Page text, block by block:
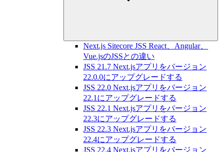
Next.js Sitecore JSS React、Angular、
Vue.jsのJSSとの違い
JSS 21.7 Next.jsアプリをバージョン
22.0.0にアップグレードする
JSS 22.0 Next.jsアプリをバージョン
22.1にアップグレードする
JSS 22.1 Next.jsアプリをバージョン
22.3にアップグレードする
JSS 22.3 Next.jsアプリをバージョン
22.4にアップグレードする
JSS 22.4 Next.jsアプリをバージョン